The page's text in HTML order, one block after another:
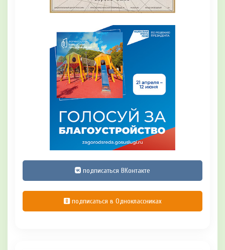
подписаться ВКонтакте
подписаться в Одноклассниках